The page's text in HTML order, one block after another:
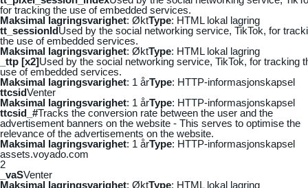
for tracking the use of embedded services.
Maksimal lagringsvarighet: ØktType: HTML lokal lagring
tt_sessionIdUsed by the social networking service, TikTok, for
the use of embedded services.
Maksimal lagringsvarighet: ØktType: HTML lokal lagring
_ttp [x2]Used by the social networking service, TikTok, for tracking
use of embedded services.
Maksimal lagringsvarighet: 1 årType: HTTP-informasjonskapsel
ttcsidVenter
Maksimal lagringsvarighet: 1 årType: HTTP-informasjonskapsel
ttcsid_#Tracks the conversion rate between the user and the
advertisement banners on the website - This serves to optimise the
relevance of the advertisements on the website.
Maksimal lagringsvarighet: 1 årType: HTTP-informasjonskapsel
assets.voyado.com
2
_vaSVenter
Maksimal lagringsvarighet: ØktType: HTML lokal lagring